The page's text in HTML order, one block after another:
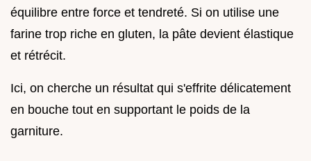
équilibre entre force et tendreté. Si on utilise une
farine trop riche en gluten, la pâte devient élastique
et rétrécit.
Ici, on cherche un résultat qui s'effrite délicatement
en bouche tout en supportant le poids de la
garniture.